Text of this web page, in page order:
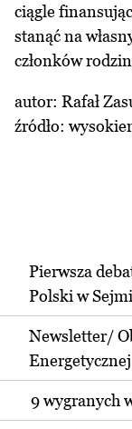
ciągle
stanąć na
członków
autor: Rafał
źródło:
Pierwsza
Polski w
Newsletter/
9 wygranych